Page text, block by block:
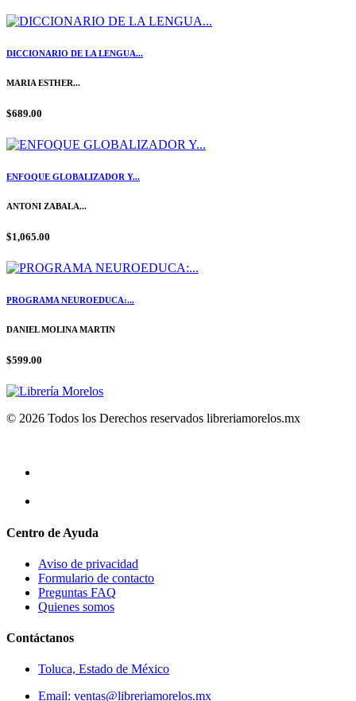
DICCIONARIO DE LA LENGUA...
MARIA ESTHER...
$689.00
ENFOQUE GLOBALIZADOR Y...
ANTONI ZABALA...
$1,065.00
PROGRAMA NEUROEDUCA:...
DANIEL MOLINA MARTIN
$599.00
© 2026 Todos los Derechos reservados libreriamorelos.mx
Centro de Ayuda
Aviso de privacidad
Formulario de contacto
Preguntas FAQ
Quienes somos
Contáctanos
Toluca, Estado de México
Email: ventas@libreriamorelos.mx